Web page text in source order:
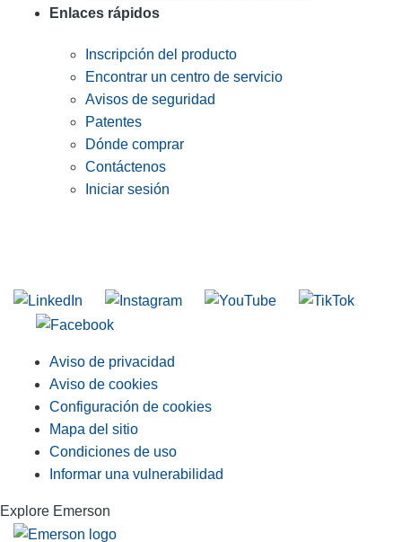
Enlaces rápidos
Inscripción del producto
Encontrar un centro de servicio
Avisos de seguridad
Patentes
Dónde comprar
Contáctenos
Iniciar sesión
Aviso de privacidad
Aviso de cookies
Configuración de cookies
Mapa del sitio
Condiciones de uso
Informar una vulnerabilidad
Explore Emerson